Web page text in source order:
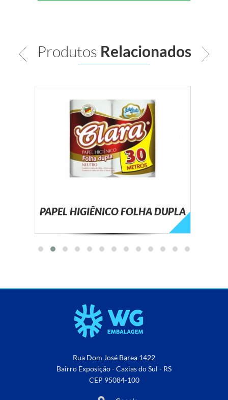
Produtos Relacionados
PAPEL HIGIÊNICO FOLHA DUPLA
Rua Dom José Barea 1422
Bairro Exposição - Caxias do Sul - RS
CEP 95084-100